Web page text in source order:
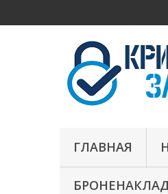
ГЛАВНАЯ